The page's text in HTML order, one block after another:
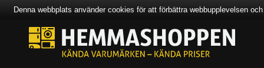
Denna webbplats använder cookies för att förbättra webbupplevelsen